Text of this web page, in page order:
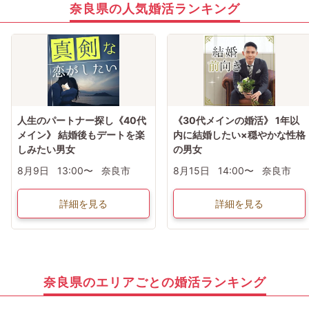
奈良県の人気婚活ランキング
人生のパートナー探し《40代
メイン》 結婚後もデートを楽
しみたい男女
8月9日
13:00〜 奈良市
詳細を見る
《30代メインの婚活》 1年以
内に結婚したい×穏やかな性格
の男女
8月15日
14:00〜 奈良市
詳細を見る
奈良県のエリアごとの婚活ランキング